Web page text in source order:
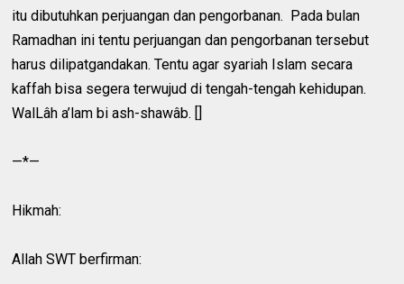
itu dibutuhkan perjuangan dan pengorbanan. Pada bulan
Ramadhan ini tentu perjuangan dan pengorbanan tersebut
harus dilipatgandakan. Tentu agar syariah Islam secara
kaffah bisa segera terwujud di tengah-tengah kehidupan.
WalLâh a’lam bi ash-shawâb. []
—*—
Hikmah:
Allah SWT berfirman: